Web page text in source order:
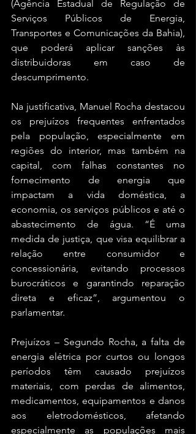
(Agência Estadual de Regulação de
Serviços Públicos de Energia,
Transportes e Comunicações da Bahia),
que poderá aplicar sanções às
distribuidoras em caso de
descumprimento.
Na justificativa, Manuel Rocha destacou
os prejuízos frequentes enfrentados
pela população, especialmente em
regiões do interior, mas também na
capital, com falhas constantes no
fornecimento de energia que
impactam a vida doméstica, a
economia, os serviços públicos e até o
abastecimento de água. “É uma
medida de justiça, que visa equilibrar a
relação entre consumidor e
concessionária, evitando processos
burocráticos e garantindo reparação
direta e eficaz”, argumentou o
parlamentar.
Prejuízos – Segundo Rocha, a falta de
energia elétrica por curtos ou longos
períodos têm causado prejuízos
materiais, com perdas de alimentos,
medicamentos, equipamentos e danos
aos eletrodomésticos, afetando
especialmente as populações mais